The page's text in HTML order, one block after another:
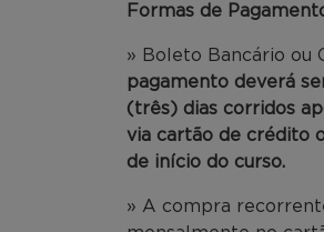
Formas de
» Boleto Bancário ou
pagamento deverá
(três) dias corridos
via cartão de crédito
de início do curso.
» A compra